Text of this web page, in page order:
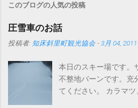
このブログの人気の投稿
圧雪車のお話
投稿者: 知床斜里町観光協会 -3月 04, 2011
本日のスキー場です。
不整地バーンです。充
てください。 カラマツ